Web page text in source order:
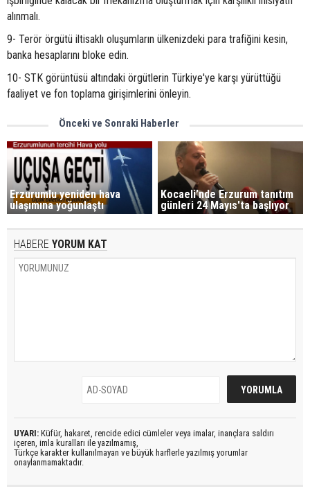
alınmalı.
9- Terör örgütü iltisaklı oluşumların ülkenizdeki para trafiğini kesin,
banka hesaplarını bloke edin.
10- STK görüntüsü altındaki örgütlerin Türkiye'ye karşı yürüttüğü
faaliyet ve fon toplama girişimlerini önleyin.
Önceki ve Sonraki Haberler
Erzurumlu yeniden hava
ulaşımına yoğunlaştı
Kocaeli’nde Erzurum tanıtım
günleri 24 Mayıs'ta başlıyor
HABERE YORUM KAT
UYARI: Küfür, hakaret, rencide edici cümleler veya imalar, inançlara saldırı
içeren, imla kuralları ile yazılmamış,
Türkçe karakter kullanılmayan ve büyük harflerle yazılmış yorumlar
onaylanmamaktadır.